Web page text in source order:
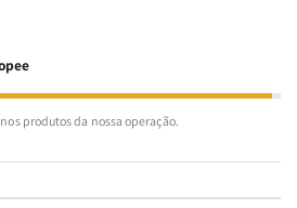
produtos da nossa operação.